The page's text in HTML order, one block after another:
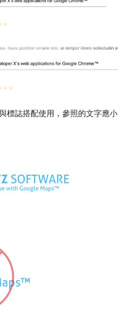
標誌搭配使用，參照的文字應小